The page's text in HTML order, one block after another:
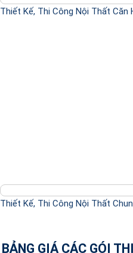
Thiết Kế, Thi Công Nội Thất Căn
Thiết Kế, Thi Công Nội Thất
BẢNG GIÁ CÁC GÓI